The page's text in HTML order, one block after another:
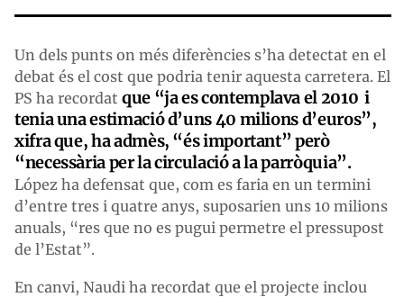
Un dels punts on més diferències s’ha detectat en el
debat és el cost que podria tenir aquesta carretera. El
PS ha recordat que “ja es contemplava el 2010 i
tenia una estimació d’uns 40 milions d’euros”,
xifra que, ha admès, “és important” però
“necessària per la circulació a la parròquia”.
López ha defensat que, com es faria en un termini
d’entre tres i quatre anys, suposarien uns 10 milions
anuals, “res que no es pugui permetre el pressupost
de l’Estat”.
En canvi, Naudi ha recordat que el projecte inclou